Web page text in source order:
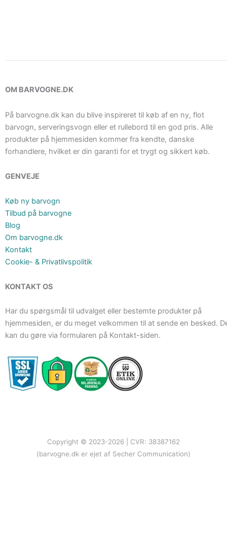
OM BARVOGNE.DK
På barvogne.dk kan du blive inspireret til køb af en ny, flot
barvogn, serveringsvogn eller et rullebord til en god pris. Alle
produkter på hjemmesiden kommer fra kendte, danske
forhandlere, hvilket er din garanti for et trygt og sikkert køb.
GENVEJE
Køb ny barvogn
Tilbud på barvogne
Blog
Om barvogne.dk
Kontakt
Cookie- & Privatlivspolitik
KONTAKT OS
Har du spørgsmål til udvalget eller bestemte produkter på
hjemmesiden, er du meget velkommen til at sende en besked.
kan du gøre via formularen på Kontakt-siden.
Copyright © 2023-2026 | CVR: 38387162
(barvogne.dk er ejet af Secher Communication)